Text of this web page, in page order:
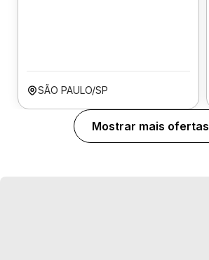
SÃO PAULO/SP
Mostrar mais ofertas